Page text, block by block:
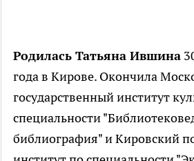
Родилась Татьяна Ившина
года в Кирове. Окончила
государственный институт
специальности
библиография" и Кировский